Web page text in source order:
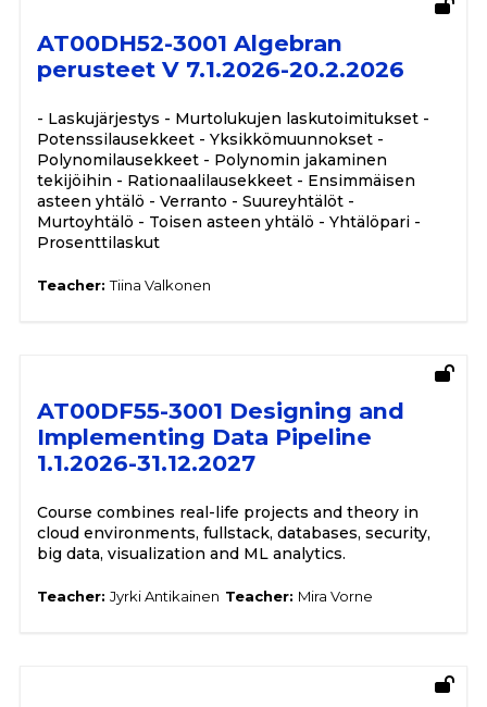
AT00DH52-3001 Algebran
perusteet V 7.1.2026-20.2.2026
- Laskujärjestys - Murtolukujen laskutoimitukset -
Potenssilausekkeet - Yksikkömuunnokset -
Polynomilausekkeet - Polynomin jakaminen
tekijöihin - Rationaalilausekkeet - Ensimmäisen
asteen yhtälö - Verranto - Suureyhtälöt -
Murtoyhtälö - Toisen asteen yhtälö - Yhtälöpari -
Prosenttilaskut
Teacher:Tiina Valkonen
AT00DF55-3001 Designing and
Implementing Data Pipeline
1.1.2026-31.12.2027
Course combines real-life projects and theory in
cloud environments, fullstack, databases, security,
big data, visualization and ML analytics.
Teacher: Jyrki Antikainen Teacher: Mira Vorne